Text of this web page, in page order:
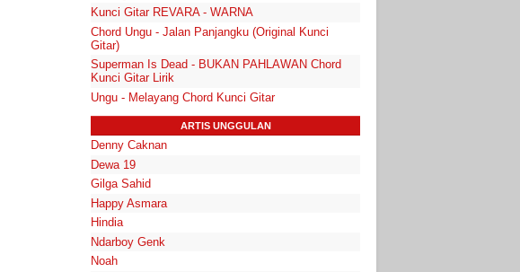
Kunci Gitar REVARA - WARNA
Chord Ungu - Jalan Panjangku (Original Kunci
Gitar)
Superman Is Dead - BUKAN PAHLAWAN Chord
Kunci Gitar Lirik
Ungu - Melayang Chord Kunci Gitar
ARTIS UNGGULAN
Denny Caknan
Dewa 19
Gilga Sahid
Happy Asmara
Hindia
Ndarboy Genk
Noah